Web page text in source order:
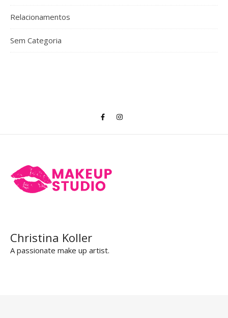
Relacionamentos
Sem Categoria
Christina Koller
A passionate make up artist.